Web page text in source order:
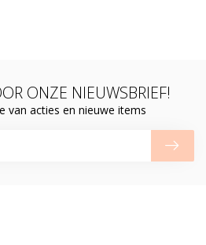
ONZE NIEUWSBRIEF!
van acties en nieuwe items